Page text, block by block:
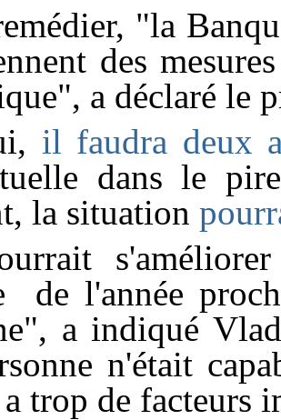
"la
des
a déclaré le
il faudra deux
dans le
la situation
de l'année
a indiqué
n'était
trop de facteurs